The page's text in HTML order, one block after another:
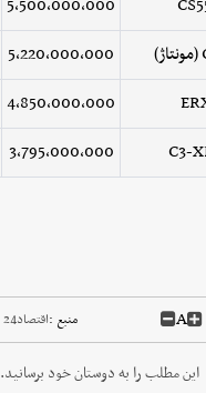
5,500,000,000
5,220,000,000
4,850,000,000
3,795,000,000
A منبع :اقتصاد24
این مطلب را به دوستان خود برسانید.